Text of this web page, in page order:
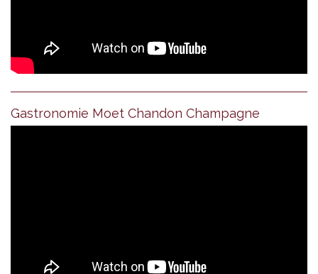
Gastronomie Moet Chandon Champagne